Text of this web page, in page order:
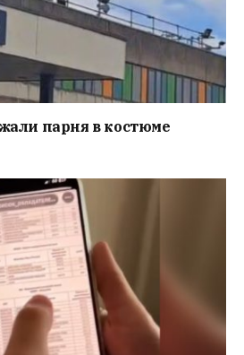
парня в костюме